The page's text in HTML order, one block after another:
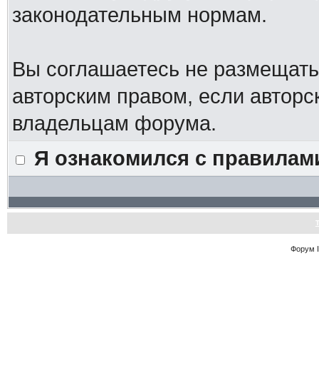
законодательным нормам.
Вы соглашаетесь не
авторским правом, если
владельцам форума.
Я ознакомился с
Форум